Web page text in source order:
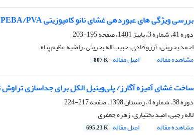
بررسی ویژگی های عبوردهی غشای نانو کامپوزیتی PEBA/PVA با کاربرد نانو لوله کربنی برای جداسازی CO2 و CH4
دوره 41، شماره 3، پاییز 1401، صفحه
195-203
احمد بحرینی، آرزو قادی، حبیب اله بحرینی، راضیه عظیم پناه
مشاهده مقاله
اصل مقاله 807 K
ساخت غشای آمیزه آگارز/ پلی‌وینیل الکل برای جداسازی تراوش
دوره 38، شماره 4، زمستان 1398، صفحه
217-224
لاله رجبی، امید بختیاری، زهره جعفری
مشاهده مقاله
اصل مقاله 695.23 K